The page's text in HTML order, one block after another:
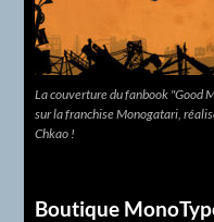
La couverture du fanbook "Good
sur la franchise Monogatari,
Chkao !
Boutique